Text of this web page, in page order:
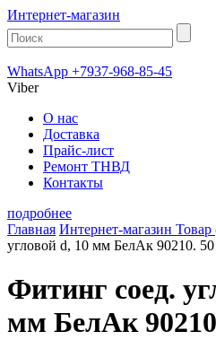
Интернет-магазин
WhatsApp +7937-968-85-45
Viber
О нас
Доставка
Прайс-лист
Ремонт ТНВД
Контакты
подробнее
Главная Интернет-магазин
угловой d, 10 мм БелАк 90210.
Фитинг соед.
мм БелАк